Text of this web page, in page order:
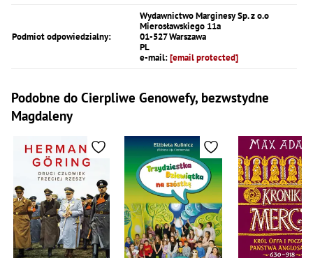
Podmiot odpowiedzialny:
Wydawnictwo Marginesy Sp. z o.o
Mierosławskiego 11a
01-527 Warszawa
PL
e-mail:[email protected]
Podobne do Cierpliwe Genowefy, bezwstydne
Magdaleny